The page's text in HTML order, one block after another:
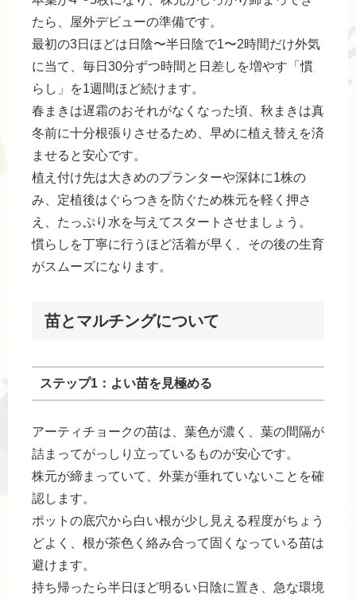
たら、屋外デビューの準備です。
最初の3日ほどは日陰〜半日陰で1〜2時間だけ外気
に当て、毎日30分ずつ時間と日差しを増やす「慣
らし」を1週間ほど続けます。
春まきは遅霜のおそれがなくなった頃、秋まきは真
冬前に十分根張りさせるため、早めに植え替えを済
ませると安心です。
植え付け先は大きめのプランターや深鉢に1株の
み、定植後はぐらつきを防ぐため株元を軽く押さ
え、たっぷり水を与えてスタートさせましょう。
慣らしを丁寧に行うほど活着が早く、その後の生育
がスムーズになります。
苗とマルチングについて
ステップ1：よい苗を見極める
アーティチョークの苗は、葉色が濃く、葉の間隔が
詰まってがっしり立っているものが安心です。
株元が締まっていて、外葉が垂れていないことを確
認します。
ポットの底穴から白い根が少し見える程度がちょう
どよく、根が茶色く絡み合って固くなっている苗は
避けます。
持ち帰ったら半日ほど明るい日陰に置き、急な環境